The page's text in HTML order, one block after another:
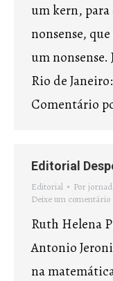
um kern,
nonsense,
um nonsense.
Rio de
Comentário
Editorial
Editorial Por
Deixe um comentário
Ruth Helena
Antonio
na